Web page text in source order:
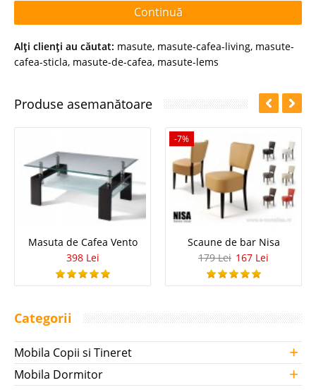
Continuă
Alţi clienţi au căutat: masute, masute-cafea-living, masute-
cafea-sticla, masute-de-cafea, masute-lems
Produse asemanătoare
Masuta de Cafea Vento
398 Lei
-7%
Scaune de bar Nisa
179 Lei 167 Lei
Categorii
Mobila Copii si Tineret +
Mobila Dormitor +